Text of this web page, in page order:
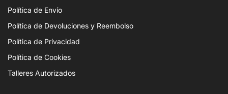
Política de Envío
Política de Devoluciones y Reembolso
Política de Privacidad
Política de Cookies
Talleres Autorizados